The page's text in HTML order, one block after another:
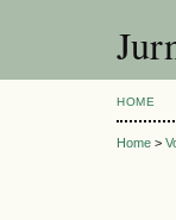
HOME
Home >